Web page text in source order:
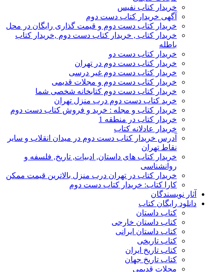
خریدار کتاب نفیس
آگهی خریدار کتاب دست دوم
خریدار کتاب دست دوم و قیمت گذاری رایگان در محل
خریدار کتاب , خریدار کتاب دست دوم ,خریدار کتاب
باطله
خریدار کتاب دست دو
خریدار کتاب دست دوم در تهران
خریدار کتاب دست دوم غیر درسی
خریدار کتاب دست دوم و مجلات قدیمی
خریدار کتاب دست دوم کتابخانه شخصی شما
خرید کتاب دست دوم درب منزل تهران
خریدار کتاب و مجله : خرید و فروش کتاب دست دوم
خریدار کتاب در منطقه 1
خریدار عادلانه کتاب
آدرس خریدار کتاب دست دوم در میدان انقلاب و سایر
نقاط تهران
خریدار کتاب های داستان, ادبیات, تاریخ, فلسفه و
روانشناسی
خریدار کتاب در تهران درب منزل بالاترین قیمت ممکن
کارا کتاب: خریدار کتاب دست دوم
آثار نویسندگان
دانلود رایگان کتاب
کتاب داستان
کتاب داستان خارجی
کتاب داستان ایرانی
کتاب تاریخی
کتاب تاریخ ایران
کتاب تاریخ جهان
مجلات قدیمی